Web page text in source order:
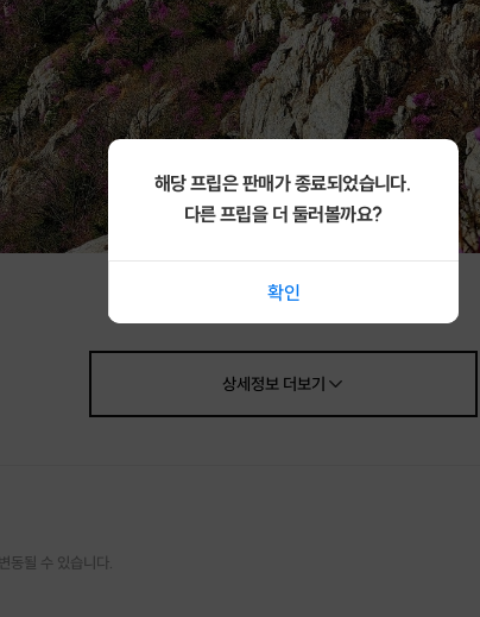
상세정보더보기
동될 수 있습니다.
해당 프립은 판매가 종료되었습니다.
다른 프립을 더 둘러볼까요?
확인